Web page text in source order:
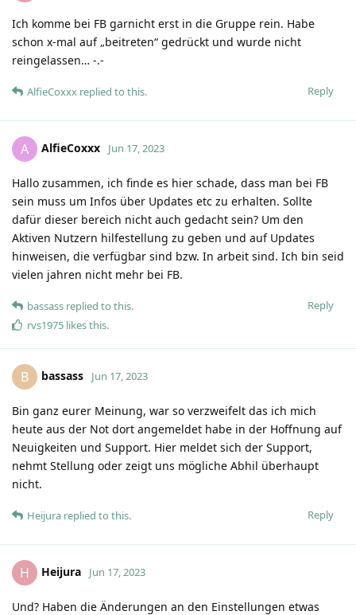
Ich komme bei FB garnicht erst in die Gruppe rein. Habe
schon x-mal auf „beitreten“ gedrückt und wurde nicht
reingelassen… -.-
Reply
AlfieCoxxx replied to this.
A AlfieCoxxx Jun 17, 2023
Hallo zusammen, ich finde es hier schade, dass man bei FB
sein muss um Infos über Updates etc zu erhalten. Sollte
dafür dieser bereich nicht auch gedacht sein? Um den
Aktiven Nutzern hilfestellung zu geben und auf Updates
hinweisen, die verfügbar sind bzw. In arbeit sind. Ich bin seid
vielen jahren nicht mehr bei FB.
Reply
bassass replied to this.
rvs1975 likes this.
B bassass Jun 17, 2023
Bin ganz eurer Meinung, war so verzweifelt das ich mich
heute aus der Not dort angemeldet habe in der Hoffnung auf
Neuigkeiten und Support. Hier meldet sich der Support,
nehmt Stellung oder zeigt uns mögliche Abhil überhaupt
nicht.
Reply
Heijura replied to this.
H Heijura Jun 17, 2023
Und? Haben die Änderungen an den Einstellungen etwas